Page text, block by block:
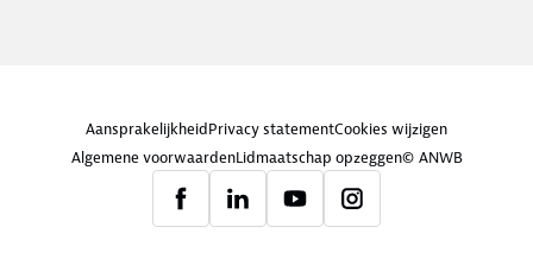
AansprakelijkheidPrivacy statementCookies wijzigen
Algemene voorwaardenLidmaatschap opzeggen© ANWB